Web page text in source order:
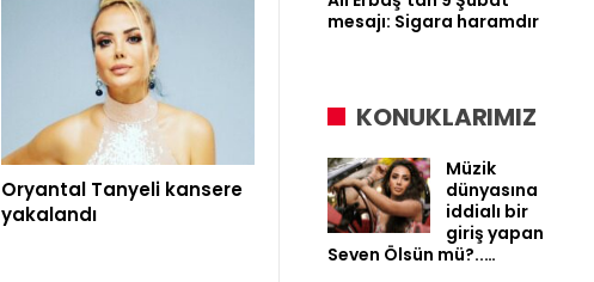
Oryantal Tanyeli kansere
yakalandı
mesajı: Sigara haramdır
KONUKLARIMIZ
Müzik
dünyasına
iddialı bir
giriş yapan
Seven Ölsün mü?..…